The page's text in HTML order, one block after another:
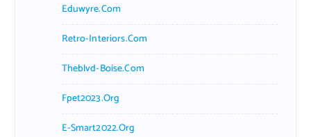
Eduwyre.com
Retro-Interiors.com
Theblvd-Boise.com
Fpet2023.org
E-Smart2022.org